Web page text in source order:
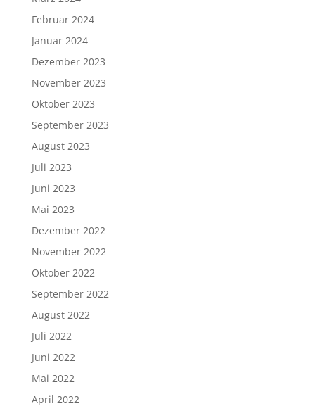
Februar 2024
Januar 2024
Dezember 2023
November 2023
Oktober 2023
September 2023
August 2023
Juli 2023
Juni 2023
Mai 2023
Dezember 2022
November 2022
Oktober 2022
September 2022
August 2022
Juli 2022
Juni 2022
Mai 2022
April 2022